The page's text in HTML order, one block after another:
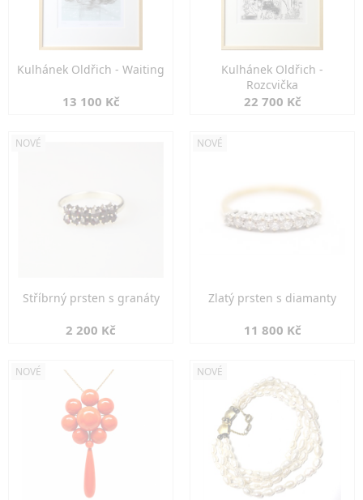
Kulhánek Oldřich - Waiting
13 100 Kč
Kulhánek Oldřich -
Rozcvička
22 700 Kč
NOVÉ
Stříbrný prsten s granáty
2 200 Kč
NOVÉ
Zlatý prsten s diamanty
11 800 Kč
NOVÉ NOVÉ